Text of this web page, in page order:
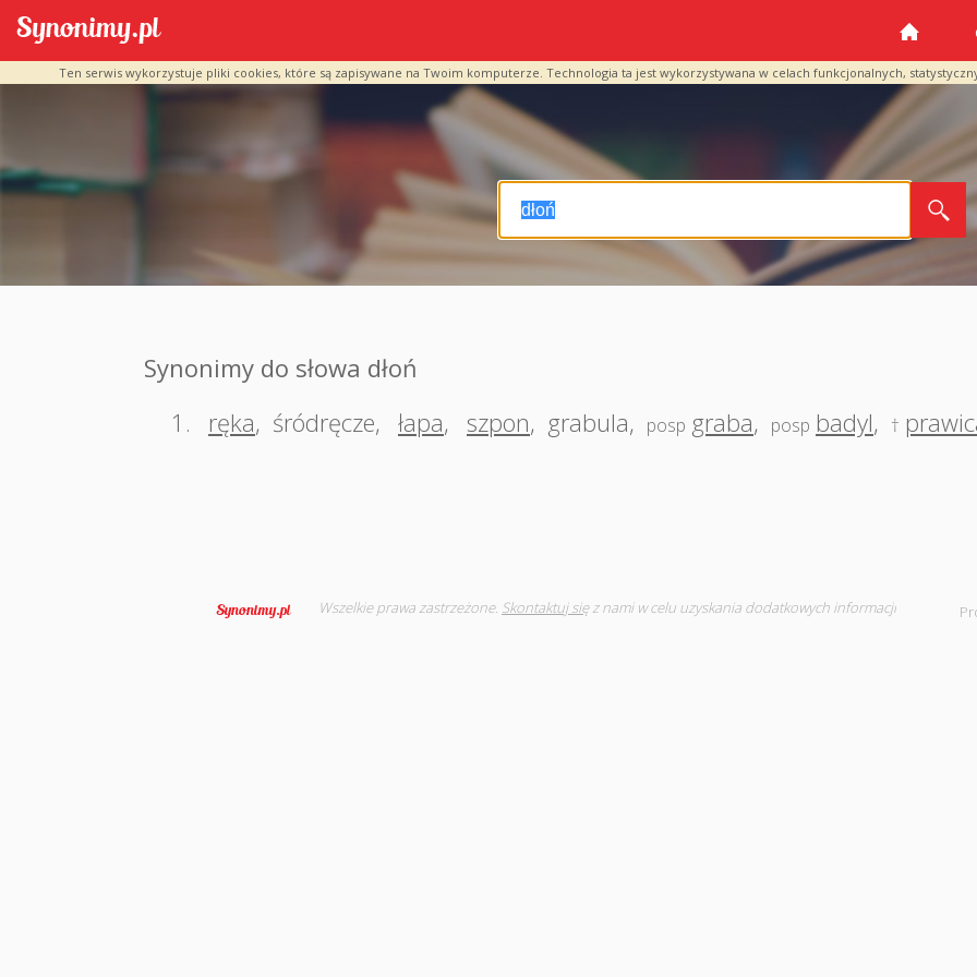
Ten serwis wykorzystuje pliki cookies, które są zapisywane na Twoim komputerze. Technologia ta jest wykorzystywana w celach funkcjonalnych,
Synonimy do słowa dłoń
1.
ręka, śródręcze, łapa, szpon, grabula, posp graba, posp badyl, †
Wszelkie prawa zastrzeżone. Skontaktuj sięz nami w celu uzyskania dodatkowych informacji